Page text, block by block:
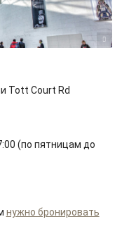
Lysandrou/unsplash
Tott Court Rd
(по пятницам до
нужно бронировать